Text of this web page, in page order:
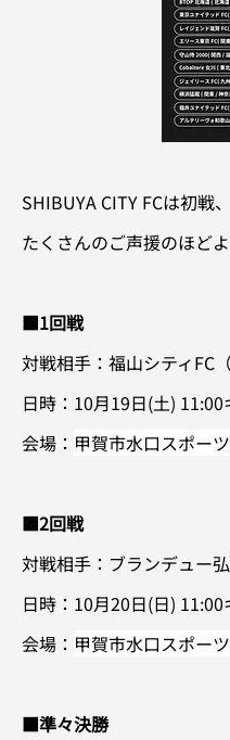
SHIBUYA CITY FCは初戦
たくさんのご声援のほど
■1回戦
対戦相手：福山シティFC（
日時：10月19日(土) 11:00
会場： 甲賀市水口スポー
■2回戦
対戦相手：ブランデュー
日時：10月20日(日) 11:00
会場： 甲賀市水口スポー
■準々決勝